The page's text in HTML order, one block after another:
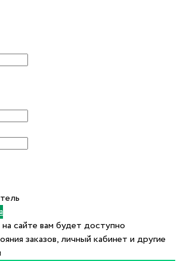
сайте вам будет доступно
заказов, личный кабинет и другие